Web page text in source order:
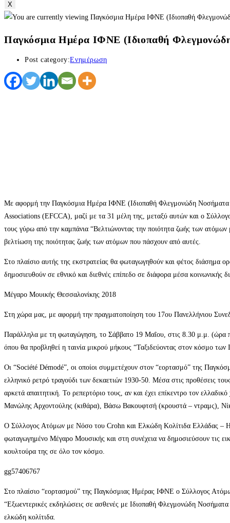
X
Παγκόσμια Ημέρα ΙΦΝΕ (Ιδιοπαθή
Post category:Ενημέρωση
Με αφορμή την Παγκόσμια Ημέρα ΙΦΝΕ (Ιδιοπαθή Φλεγμονώδη Νοσήματα
Associations (EFCCA), μαζί με τα 31 μέλη της, μεταξύ αυτών και ο
τους γύρω από την καμπάνια “Βελτιώνοντας την ποιότητα ζωής των ατόμων
βελτίωση της ποιότητας ζωής των ατόμων που πάσχουν από αυτές.
Στο πλαίσιο αυτής της εκστρατείας θα φωταγωγηθούν και φέτος
δημοσιευθούν σε εθνικό και διεθνές επίπεδο σε διάφορα μέσα
Μέγαρο Μουικής Θεσσαλονίκης 2018
Στη χώρα μας, με αφορμή την πραγματοποίηση του 17ου Πανελλήνιου
Παράλληλα με τη φωταγώγηση, το Σάββατο 19 Μαΐου, στις 8.30 μ.μ. (ώρα
όπου θα προβληθεί η ταινία μικρού μήκους “Ταξιδεύοντας στον κόσμο
Οι “Société Démodé”, οι οποίοι συμμετέχουν στον “εορτασμό” της
ελληνικό ρετρό τραγούδι των δεκαετιών 1930-50. Μέσα στις προθέσεις
αρκετά απαιτητική. Το ρεπερτόριο τους, αν και έχει επίκεντρο τον
Μανώλης Αρχοντούλης (κιθάρα), Βάσω Βακουφτσή (κρουστά – ντραμς),
Ο Σύλλογος Ατόμων με Νόσο του Crohn και Ελκώδη Κολίτιδα Ελλάδας –
φωταγωγημένο Μέγαρο Μουσικής και στη συνέχεια να δημοσιεύσουν τις
κουλτούρα της σε όλο τον κόσμο.
gg57406767
Στο πλαίσιο “εορτασμού” της Παγκόσμιας Ημέρας ΙΦΝΕ ο Σύλλογος
“Εξωεντερικές εκδηλώσεις σε ασθενές με Ιδιοπαθή Φλεγμονώδη
ελκώδη κολίτιδα.